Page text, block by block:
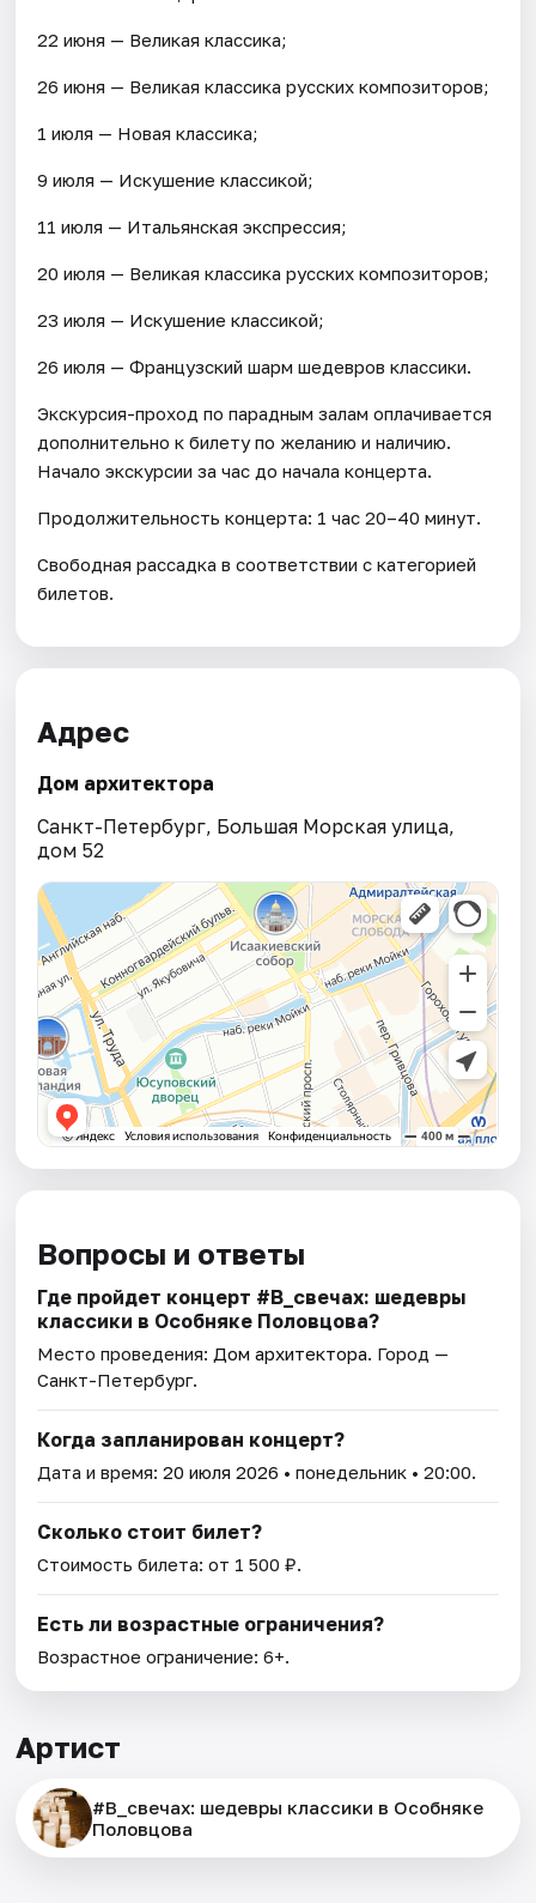
22 июня — Великая классика;
26 июня — Великая классика русских композиторов;
1 июля — Новая классика;
9 июля — Искушение классикой;
11 июля — Итальянская экспрессия;
20 июля — Великая классика русских композиторов;
23 июля — Искушение классикой;
26 июля — Французский шарм шедевров классики.
Экскурсия-проход по парадным залам оплачивается
дополнительно к билету по желанию и наличию.
Начало экскурсии за час до начала концерта.
Продолжительность концерта: 1 час 20–40 минут.
Свободная рассадка в соответствии с категорией
билетов.
Адрес
Дом архитектора
Санкт-Петербург, Большая Морская улица,
дом 52
Вопросы и ответы
Где пройдет концерт #В_свечах: шедевры
классики в Особняке Половцова?
Место проведения: Дом архитектора. Город —
Санкт-Петербург.
Когда запланирован концерт?
Дата и время:20 июля 2026 • понедельник • 20:00.
Сколько стоит билет?
Стоимость билета: от 1 500 ₽.
Есть ли возрастные ограничения?
Возрастное ограничение: 6+.
Артист
#В_свечах: шедевры классики в Особняке
Половцова